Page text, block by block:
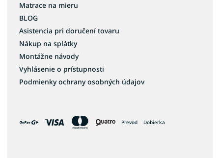
Matrace na mieru
BLOG
Asistencia pri doručení tovaru
Nákup na splátky
Montážne návody
Vyhlásenie o prístupnosti
Podmienky ochrany osobných údajov
Prevod Dobierka